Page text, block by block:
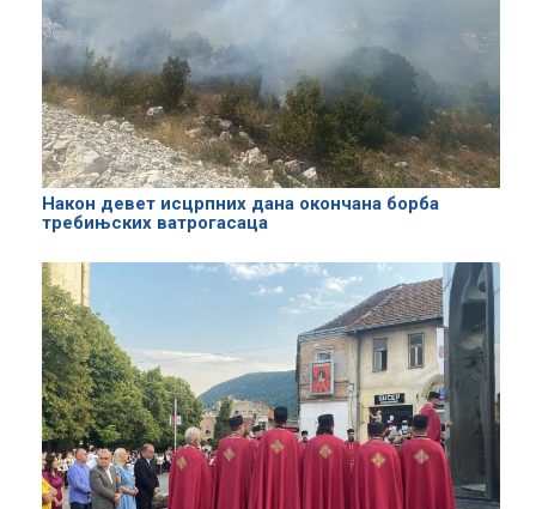
Након девет исцрпних дана окончана борба
требињских ватрогасаца